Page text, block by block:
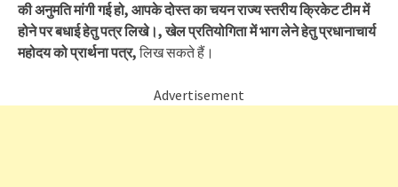
की अनुमति मांगी गई हो, आपके दोस्त का चयन राज्य स्तरीय क्रिकेट टीम में
होने पर बधाई हेतु पत्र लिखे।, खेल प्रतियोगिता में भाग लेने हेतु प्रधानाचार्य
महोदय को प्रार्थना पत्र,लिख सकते हैं।
Advertisement